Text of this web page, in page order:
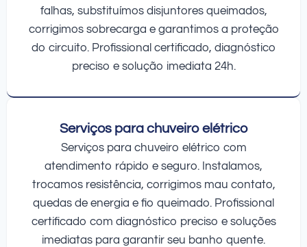
falhas, substituímos disjuntores queimados,
corrigimos sobrecarga e garantimos a proteção
do circuito. Profissional certificado, diagnóstico
preciso e solução imediata 24h.
Serviços para chuveiro elétrico
Serviços para chuveiro elétrico com
atendimento rápido e seguro. Instalamos,
trocamos resistência, corrigimos mau contato,
quedas de energia e fio queimado. Profissional
certificado com diagnóstico preciso e soluções
imediatas para garantir seu banho quente.